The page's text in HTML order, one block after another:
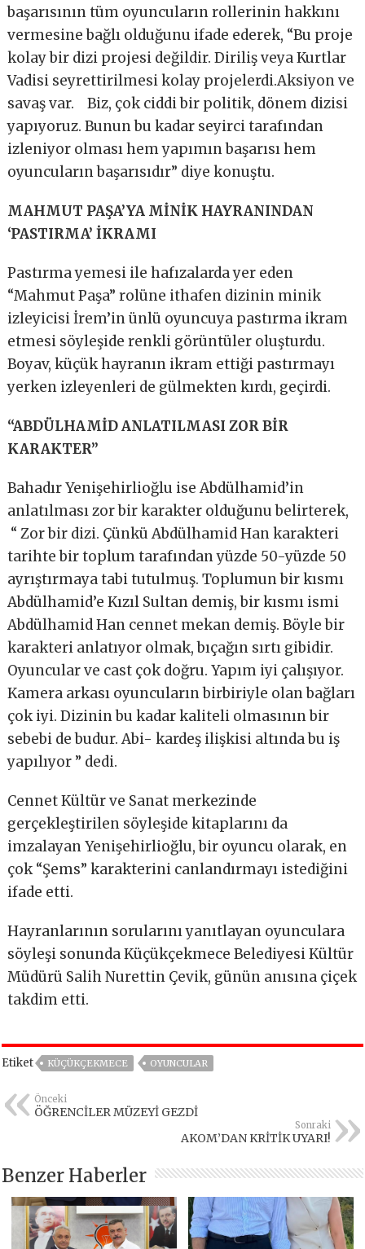
başarısının tüm oyuncuların rollerinin hakkını
vermesine bağlı olduğunu ifade ederek, “Bu proje
kolay bir dizi projesi değildir. Diriliş veya Kurtlar
Vadisi seyrettirilmesi kolay projelerdi.Aksiyon ve
savaş var. Biz, çok ciddi bir politik, dönem dizisi
yapıyoruz. Bunun bu kadar seyirci tarafından
izleniyor olması hem yapımın başarısı hem
oyuncuların başarısıdır” diye konuştu.
MAHMUT PAŞA’YA MİNİK HAYRANINDAN
‘PASTIRMA’ İKRAMI
Pastırma yemesi ile hafızalarda yer eden
“Mahmut Paşa” rolüne ithafen dizinin minik
izleyicisi İrem’in ünlü oyuncuya pastırma ikram
etmesi söyleşide renkli görüntüler oluşturdu.
Boyav, küçük hayranın ikram ettiği pastırmayı
yerken izleyenleri de gülmekten kırdı, geçirdi.
“ABDÜLHAMİD ANLATILMASI ZOR BİR
KARAKTER”
Bahadır Yenişehirlioğlu ise Abdülhamid’in
anlatılması zor bir karakter olduğunu belirterek,
“ Zor bir dizi. Çünkü Abdülhamid Han karakteri
tarihte bir toplum tarafından yüzde 50-yüzde 50
ayrıştırmaya tabi tutulmuş. Toplumun bir kısmı
Abdülhamid’e Kızıl Sultan demiş, bir kısmı ismi
Abdülhamid Han cennet mekan demiş. Böyle bir
karakteri anlatıyor olmak, bıçağın sırtı gibidir.
Oyuncular ve cast çok doğru. Yapım iyi çalışıyor.
Kamera arkası oyuncuların birbiriyle olan bağları
çok iyi. Dizinin bu kadar kaliteli olmasının bir
sebebi de budur. Abi- kardeş ilişkisi altında bu iş
yapılıyor ” dedi.
Cennet Kültür ve Sanat merkezinde
gerçekleştirilen söyleşide kitaplarını da
imzalayan Yenişehirlioğlu, bir oyuncu olarak, en
çok “Şems” karakterini canlandırmayı istediğini
ifade etti.
Hayranlarının sorularını yanıtlayan oyunculara
söyleşi sonunda Küçükçekmece Belediyesi Kültür
Müdürü Salih Nurettin Çevik, günün anısına çiçek
takdim etti.
Etiket KÜÇÜKÇEKMECE OYUNCULAR
Önceki
ÖĞRENCİLER MÜZEYİ GEZDİ
Sonraki
AKOM’DAN KRİTİK UYARI!
Benzer Haberler